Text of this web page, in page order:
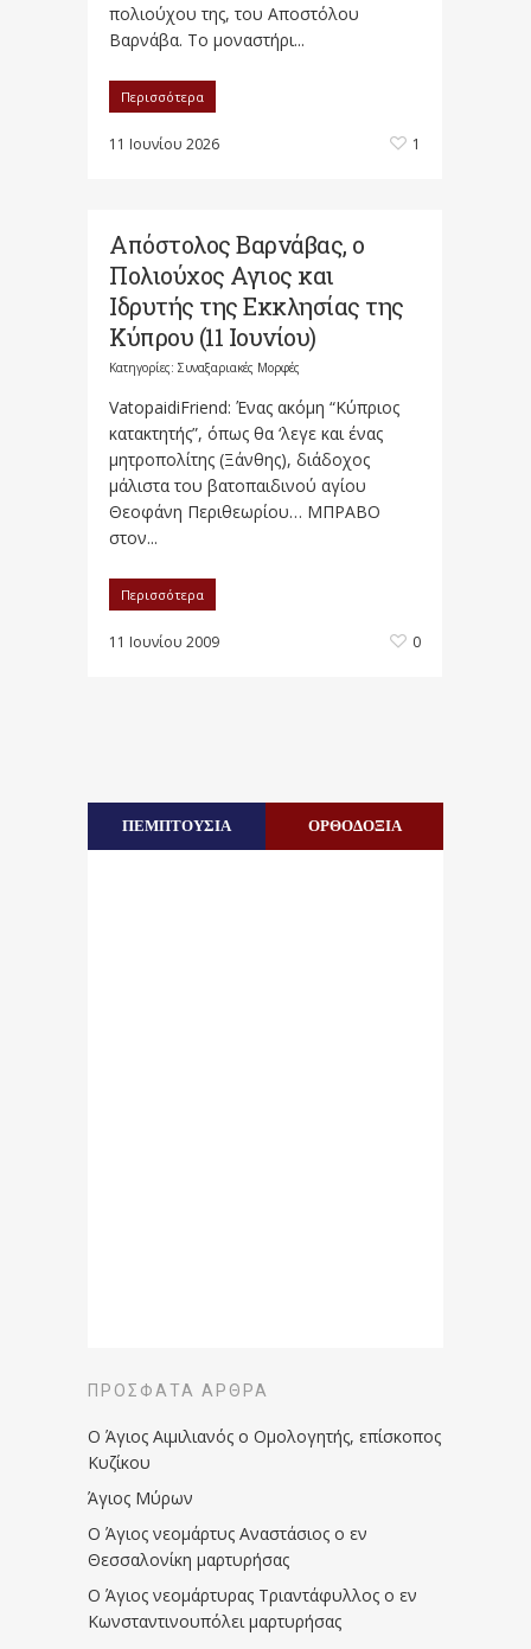
πολιούχου της, του Αποστόλου
Βαρνάβα. Το μοναστήρι...
Περισσότερα
11 Ιουνίου 2026 1
Απόστολος Βαρνάβας, ο
Πολιούχος Αγιος και
Ιδρυτής της Εκκλησίας της
Κύπρου (11 Ιουνίου)
Κατηγορίες: Συναξαριακές Μορφές
VatopaidiFriend: Ένας ακόμη “Κύπριος
κατακτητής”, όπως θα ‘λεγε και ένας
μητροπολίτης (Ξάνθης), διάδοχος
μάλιστα του βατοπαιδινού αγίου
Θεοφάνη Περιθεωρίου… ΜΠΡΑΒΟ
στον...
Περισσότερα
11 Ιουνίου 2009 0
ΠΕΜΠΤΟΥΣΙΑ ΟΡΘΟΔΟΞΙΑ
ΠΡΌΣΦΑΤΑ ΆΡΘΡΑ
Ο Άγιος Αιμιλιανός ο Ομολογητής, επίσκοπος
Κυζίκου
Άγιος Μύρων
Ο Άγιος νεομάρτυς Αναστάσιος ο εν
Θεσσαλονίκη μαρτυρήσας
Ο Άγιος νεομάρτυρας Τριαντάφυλλος ο εν
Κωνσταντινουπόλει μαρτυρήσας